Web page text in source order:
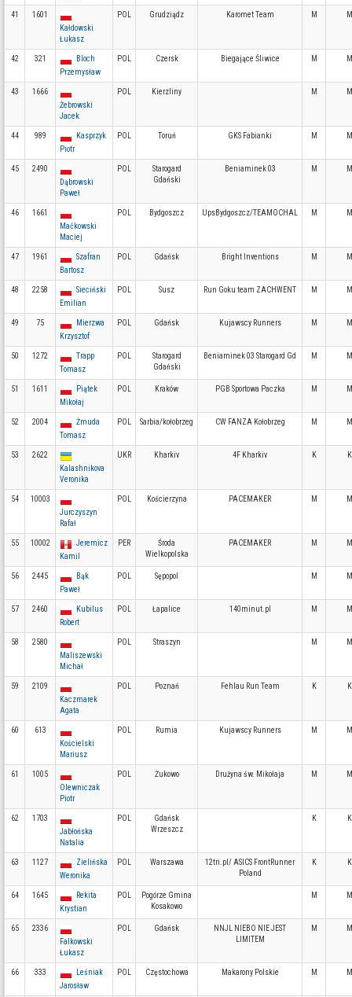
41
1601
Kałdowski
Łukasz
POL Grudziądz Karomet Team M
42 321
Bloch
Przemysław
POL Czersk Biegające Śliwice M
43
1666
Żebrowski
Jacek
POL Kierzliny M
44 989
Kasprzyk
Piotr
POL Toruń GKS Fabianki M
45
2490
Dąbrowski
Paweł
POL
Starogard
Gdański
Beniaminek 03 M
46
1661
Maćkowski
Maciej
POL Bydgoszcz UpsBydgoszcz/TEAMOCHAL M
47 1961
Szafran
Bartosz
POL Gdańsk Bright Inventions M
48 2258
Sieciński
Emilian
POL Susz Run Goku team ZACHWENT M
49 75
Mierzwa
Krzysztof
POL Gdańsk Kujawscy Runners M
50 1272
Trapp
Tomasz
POL
Starogard
Gdański
Beniaminek 03 Starogard Gd M
51 1611
Piątek
Mikołaj
POL Kraków PGB Sportowa Paczka M
52 2004
Żmuda
Tomasz
POL Sarbia/kołobrzeg CW FANZA Kołobrzeg M
53
2622
Kalashnikova
Veronika
UKR Kharkiv 4F Kharkiv K
54
10003
Jurczyszyn
Rafał
POL Kościerzyna PACEMAKER M
55 10002
Jeremicz
Kamil
PER
Środa
Wielkopolska
PACEMAKER M
56 2445
Bąk
Paweł
POL Sępopol M
57 2460
Kubilus
Robert
POL Łapalice 140minut.pl M
58
2580
Maliszewski
Michał
POL Straszyn M
59
2109
Kaczmarek
Agata
POL Poznań Fehlau Run Team K
60
613
Kościelski
Mariusz
POL Rumia Kujawscy Runners M
61
1005
Olewniczak
Piotr
POL Żukowo Drużyna św. Mikołaja M
62
1703
Jabłońska
Natalia
POL
Gdańsk
Wrzeszcz
K
63 1127
Zielińska
Weronika
POL Warszawa
12tri.pl/ ASICS FrontRunner
Poland
K
64 1645
Rekita
Krystian
POL
Pogórze Gmina
Kosakowo
M
65
2336
Falkowski
Łukasz
POL Gdańsk
NNJL NIEBO NIE JEST
LIMITEM
M
66 333
Leśniak
Jarosław
POL Częstochowa Makarony Polskie M